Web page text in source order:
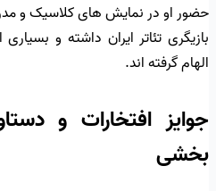
حضور او در نمایش های کلاسیک و
بازیگری تئاتر ایران داشته و
الهام گرفته اند.
جوایز افتخارات و
بخشی